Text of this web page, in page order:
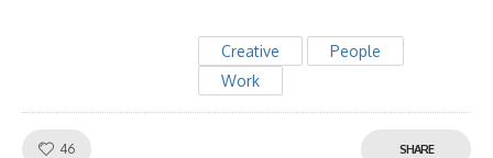
Creative
People
Work
46 SHARE